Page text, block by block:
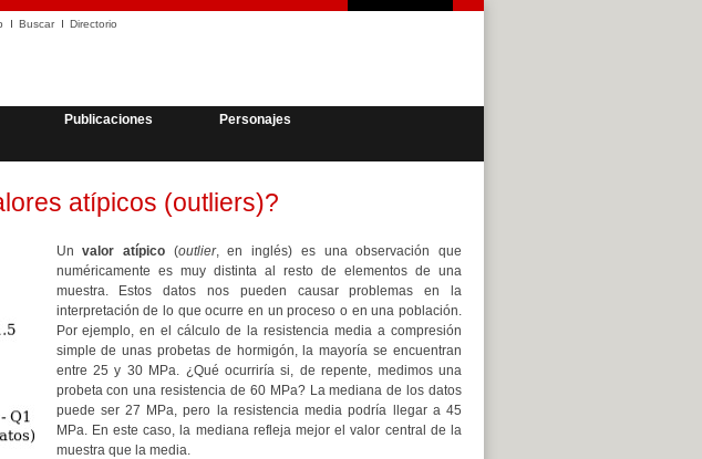
Buscar Directorio
Publicaciones
Personajes
atípicos (outliers)?
Unvalor atípico(outlier, en inglés) es una observación que
numéricamente es muy distinta al resto de elementos de una
muestra. Estos datos nos pueden causar problemas en la
interpretación de lo que ocurre en un proceso o en una población.
Por ejemplo, en el cálculo de la resistencia media a compresión
simple de unas probetas de hormigón, la mayoría se encuentran
entre 25 y 30 MPa. ¿Qué ocurriría si, de repente, medimos una
probeta con una resistencia de 60 MPa? La mediana de los datos
puede ser 27 MPa, pero la resistencia media podría llegar a 45
MPa. En este caso, la mediana refleja mejor el valor central de la
muestra que la media.